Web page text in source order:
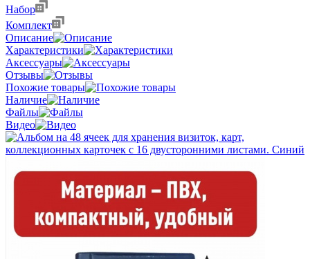
Набор
Комплект
Описание
Характеристики
Аксессуары
Отзывы
Похожие товары
Наличие
Файлы
Видео